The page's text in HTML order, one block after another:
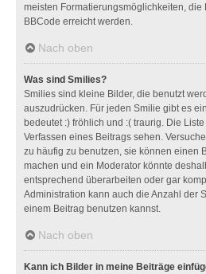
meisten Formatierungsmöglichkeiten, die
BBCode erreicht werden.
Nach oben
Was sind Smilies?
Smilies sind kleine Bilder, die benutzt
auszudrücken. Für jeden Smilie gibt es
bedeutet :) fröhlich und :( traurig. Die
Verfassen eines Beitrags sehen.
zu häufig zu benutzen, sie können einen
machen und ein Moderator könnte
entsprechend überarbeiten oder gar
Administration kann auch die Anzahl der
einem Beitrag benutzen kannst.
Nach oben
Kann ich Bilder in meine Beiträge